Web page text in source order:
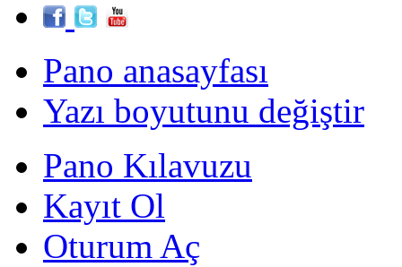
Pano anasayfası
Yazı boyutunu değiştir
Pano Kılavuzu
Kayıt Ol
Oturum Aç